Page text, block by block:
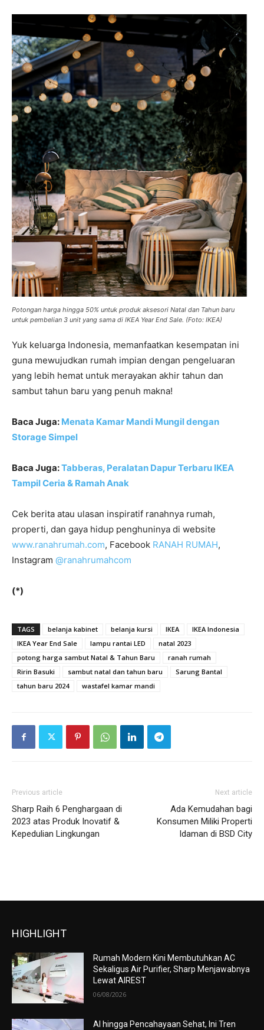
Potongan harga hingga 50% untuk produk aksesori Natal dan Tahun baru
untuk pembelian 3 unit yang sama di IKEA Year End Sale. (Foto: IKEA)
Yuk keluarga Indonesia, memanfaatkan kesempatan ini
guna mewujudkan rumah impian dengan pengeluaran
yang lebih hemat untuk merayakan akhir tahun dan
sambut tahun baru yang penuh makna!
Baca Juga: Menata Kamar Mandi Mungil dengan
Storage Simpel
Baca Juga:Tabberas, Peralatan Dapur Terbaru IKEA
Tampil Ceria & Ramah Anak
Cek berita atau ulasan inspiratif ranahnya rumah,
properti, dan gaya hidup penghuninya di website
www.ranahrumah.com, Facebook RANAH RUMAH,
Instagram @ranahrumahcom
(*)
TAGS belanja kabinet belanja kursi IKEA
IKEA Indonesia
IKEA Year End Sale
lampu rantai LED
natal 2023
potong harga sambut Natal & Tahun Baru
ranah rumah
Ririn Basuki
sambut natal dan tahun baru
Sarung Bantal
tahun baru 2024
wastafel kamar mandi
Previous article
Sharp Raih 6 Penghargaan di
2023 atas Produk Inovatif &
Kepedulian Lingkungan
Next article
Ada Kemudahan bagi
Konsumen Miliki Properti
Idaman di BSD City
HIGHLIGHT
Rumah Modern Kini Membutuhkan AC
Sekaligus Air Purifier, Sharp Menjawabnya
Lewat AIREST
06/08/2026
AI hingga Pencahayaan Sehat, Ini Tren